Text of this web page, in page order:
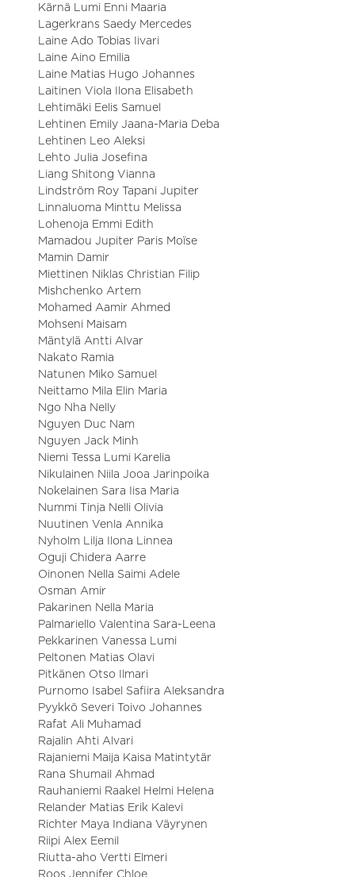
Kärnä Lumi Enni Maaria
Lagerkrans Saedy Mercedes
Laine Ado Tobias Iivari
Laine Aino Emilia
Laine Matias Hugo Johannes
Laitinen Viola Ilona Elisabeth
Lehtimäki Eelis Samuel
Lehtinen Emily Jaana-Maria Deba
Lehtinen Leo Aleksi
Lehto Julia Josefina
Liang Shitong Vianna
Lindström Roy Tapani Jupiter
Linnaluoma Minttu Melissa
Lohenoja Emmi Edith
Mamadou Jupiter Paris Moïse
Mamin Damir
Miettinen Niklas Christian Filip
Mishchenko Artem
Mohamed Aamir Ahmed
Mohseni Maisam
Mäntylä Antti Alvar
Nakato Ramia
Natunen Miko Samuel
Neittamo Mila Elin Maria
Ngo Nha Nelly
Nguyen Duc Nam
Nguyen Jack Minh
Niemi Tessa Lumi Karelia
Nikulainen Niila Jooa Jarinpoika
Nokelainen Sara Iisa Maria
Nummi Tinja Nelli Olivia
Nuutinen Venla Annika
Nyholm Lilja Ilona Linnea
Oguji Chidera Aarre
Oinonen Nella Saimi Adele
Osman Amir
Pakarinen Nella Maria
Palmariello Valentina Sara-Leena
Pekkarinen Vanessa Lumi
Peltonen Matias Olavi
Pitkänen Otso Ilmari
Purnomo Isabel Safiira Aleksandra
Pyykkö Severi Toivo Johannes
Rafat Ali Muhamad
Rajalin Ahti Alvari
Rajaniemi Maija Kaisa Matintytär
Rana Shumail Ahmad
Rauhaniemi Raakel Helmi Helena
Relander Matias Erik Kalevi
Richter Maya Indiana Väyrynen
Riipi Alex Eemil
Riutta-aho Vertti Elmeri
Roos Jennifer Chloe